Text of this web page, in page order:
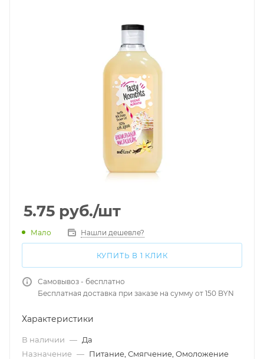
5.75 руб./шт
Мало Нашли дешевле?
КУПИТЬ В 1 КЛИК
Самовывоз - бесплатно
Бесплатная доставка при заказе на сумму от 150 BYN
Характеристики
В наличии — Да
Назначение — Питание, Смягчение, Омоложение